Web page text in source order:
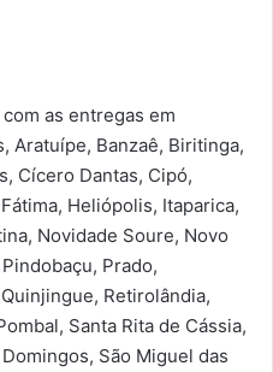
as entregas em
Aratuípe, Banzaê, Biritinga,
Cícero Dantas, Cipó,
Heliópolis, Itaparica,
Novidade Soure, Novo
Prado,
Retirolândia,
Santa Rita de Cássia,
São Miguel das